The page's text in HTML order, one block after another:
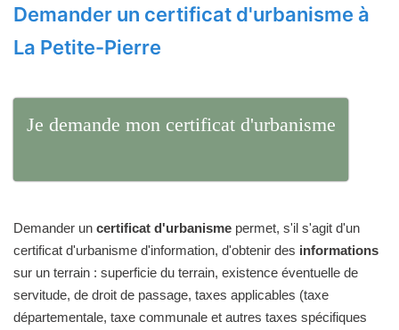
Demander un certificat d'urbanisme à
La Petite-Pierre
Je demande mon certificat d'urbanisme
Demander un certificat d'urbanisme permet, s'il s'agit d'un
certificat d'urbanisme d'information, d'obtenir des informations
sur un terrain : superficie du terrain, existence éventuelle de
servitude, de droit de passage, taxes applicables (taxe
départementale, taxe communale et autres taxes spécifiques